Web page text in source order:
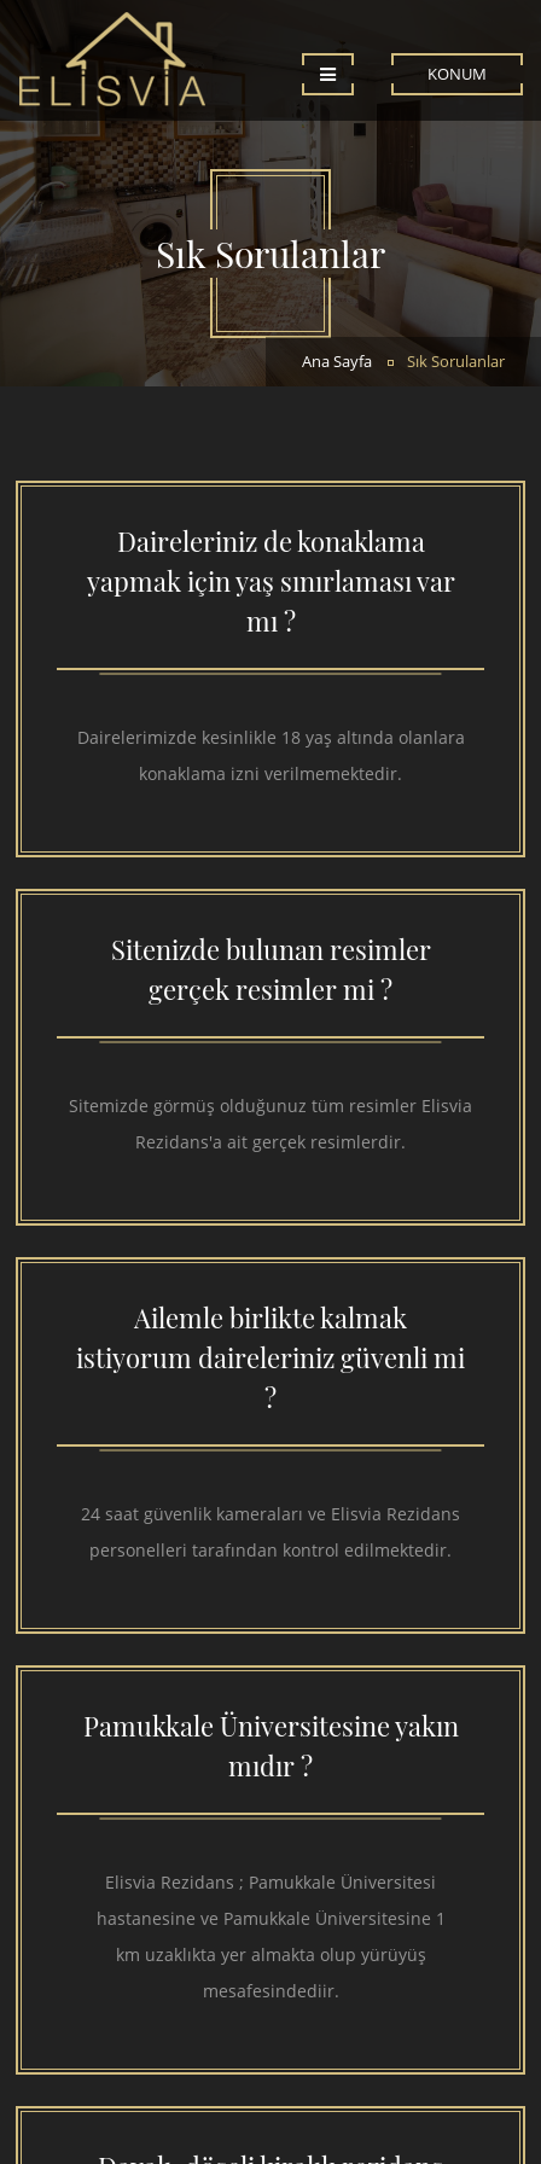
KONUM
Sık Sorulanlar
Ana Sayfa Sık Sorulanlar
Daireleriniz de konaklama
yapmak için yaş sınırlaması var
mı ?
Dairelerimizde kesinlikle 18 yaş altında olanlara
konaklama izni verilmemektedir.
Sitenizde bulunan resimler
gerçek resimler mi ?
Sitemizde görmüş olduğunuz tüm resimler Elisvia
Rezidans'a ait gerçek resimlerdir.
Ailemle birlikte kalmak
istiyorum daireleriniz güvenli mi
?
24 saat güvenlik kameraları ve Elisvia Rezidans
personelleri tarafından kontrol edilmektedir.
Pamukkale Üniversitesine yakın
mıdır ?
Elisvia Rezidans ; Pamukkale Üniversitesi
hastanesine ve Pamukkale Üniversitesine 1
km uzaklıkta yer almakta olup yürüyüş
mesafesindediir.